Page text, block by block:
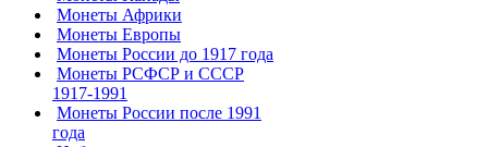
Монеты Африки
Монеты Европы
Монеты России до 1917 года
Монеты РСФСР и СССР
1917-1991
Монеты России после 1991
года